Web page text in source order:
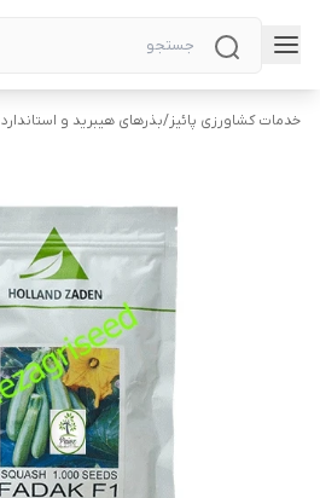
خدمات کشاورزی پائیز/بذرهای هیبرید و استاندارد